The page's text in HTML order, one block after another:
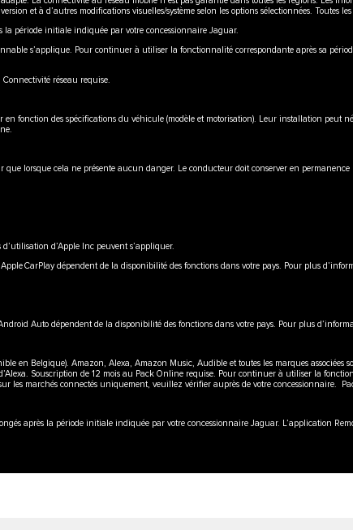
et à d’autres modifications visuelles/système selon les options sélectionnées. Toutes
période initiale indiquée par votre concessionnaire Jaguar.
s’applique. Pour continuer à utiliser la fonctionnalité correspondante après sa
réseau requise.
fonction des spécifications du véhicule (modèle et motorisation). Leur installation peut
que lorsque cela ne présente aucun danger. Le conducteur doit conserver en permanence
d’Apple Inc peuvent s’appliquer.
CarPlay dépendent de la disponibilité des fonctions dans votre pays. Pour plus
Auto dépendent de la disponibilité des fonctions dans votre pays. Pour plus
en Belgique). Amazon, Alexa, Amazon Music, Audible et toutes les marques associées
Souscription de 12 mois au Pack Online requise. Pour continuer à utiliser la
les marchés connectés uniquement, veuillez vérifier auprès de votre concessionnaire.
après la période initiale indiquée par votre concessionnaire Jaguar. L’application